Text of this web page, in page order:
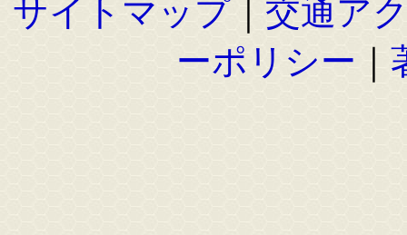
サイトマップ
交通ア
ーポリシー